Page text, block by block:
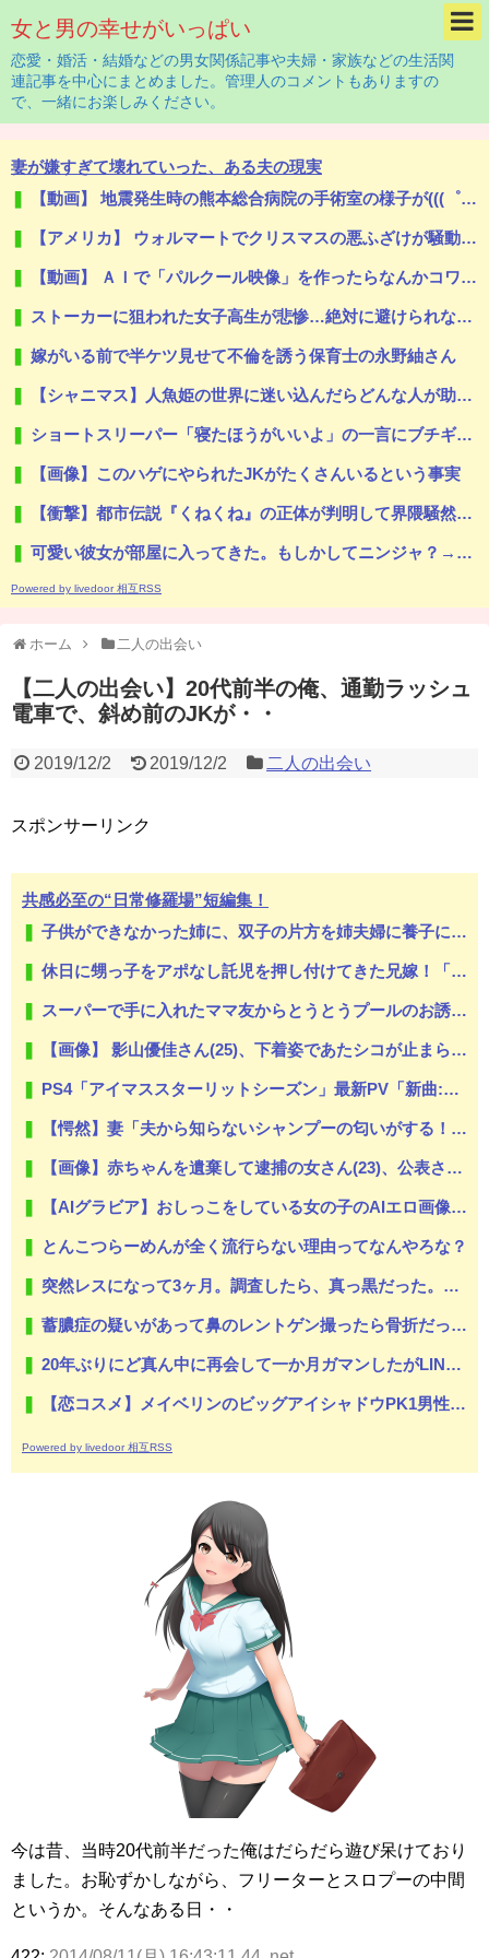
女と男の幸せがいっぱい
恋愛・婚活・結婚などの男女関係記事や夫婦・家族などの生活関
連記事を中心にまとめました。管理人のコメントもありますの
で、一緒にお楽しみください。
妻が嫌すぎて壊れていった、ある夫の現実
【動画】 地震発生時の熊本総合病院の手術室の様子が(((゜Д゜)))
【アメリカ】 ウォルマートでクリスマスの悪ふざけが騒動に サンタ姿のTikTokerに客が激怒
【動画】 ＡＩで「パルクール映像」を作ったらなんかコワい結果に…ｗ！！
ストーカーに狙われた女子高生が悲惨…絶対に避けられない中出しレ●プGIF画像
嫁がいる前で半ケツ見せて不倫を誘う保育士の永野紬さん
【シャニマス】人魚姫の世界に迷い込んだらどんな人が助けてくれたか、をアイドルの誕生日で見たら
ショートスリーパー「寝たほうがいいよ」の一言にブチギレｗｗｗｗｗ（動画あり）
【画像】このハゲにやられたJKがたくさんいるという事実
【衝撃】都市伝説『くねくね』の正体が判明して界隈騒然ｗｗｗｗこれは…怖すぎる…
可愛い彼女が部屋に入ってきた。もしかしてニンジャ？→スタイリッシュな動きはこちらです…
Powered by livedoor 相互RSS
ホーム 二人の出会い
【二人の出会い】20代前半の俺、通勤ラッシュ
電車で、斜め前のJKが・・
2019/12/2 2019/12/2 二人の出会い
スポンサーリンク
共感必至の“日常修羅場”短編集！
子供ができなかった姉に、双子の片方を姉夫婦に養子に出した。すると、養子に出した子がすごく礼儀正しくてビックリ
休日に甥っ子をアポなし託児を押し付けてきた兄嫁！「テレビでも見せといてw」と言うので『Gガンダム』を一気見させた結果……甥っ子が重度の中二病を発症して家で大暴れｗｗ
スーパーで手に入れたママ友からとうとうプールのお誘いが来た
【画像】 影山優佳さん(25)、下着姿であたシコが止まらない
PS4「アイマススターリットシーズン」最新PV「新曲:夏のBang!!MV」公開！さらに「体験版」の配信が決定！
【愕然】妻「夫から知らないシャンプーの匂いがする！変な店に行ってるに違いない！！！」探偵「調べたところ･･･」⇒結果ｗｗ
【画像】赤ちゃんを遺棄して逮捕の女さん(23)、公表された美人すぎるご尊顔がこちら⇒www
【AIグラビア】おしっこをしている女の子のAIエロ画像まとめ【リアル調】 Part 3
とんこつらーめんが全く流行らない理由ってなんやろな？
突然レスになって3ヶ月。調査したら、真っ黒だった。もし嫁が目を覚ますならと、少しは再構築もと考えたが八メ撮りの写メを何枚も見て無理だと悟った。だから俺は嫁と間男に制裁を…
蓄膿症の疑いがあって鼻のレントゲン撮ったら骨折だった。そういや幼稚園の頃顔面着地したことがあったが、 母ちゃん当時気づかなかったのかよ・・・
20年ぶりにど真ん中に再会して一か月ガマンしたがLINEで「たまに二人で昔話ができる友達になろう」的なメッセ送信した。昨日まで既読無視
【恋コスメ】メイベリンのビッグアイシャドウPK1男性からの評判めちゃくちゃ良い。
Powered by livedoor 相互RSS
今は昔、当時20代前半だった俺はだらだら遊び呆けており
ました。お恥ずかしながら、フリーターとスロプーの中間
というか。そんなある日・・